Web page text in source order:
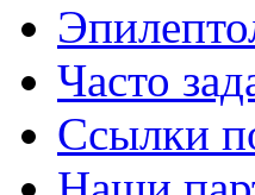
Часто
Ссылки